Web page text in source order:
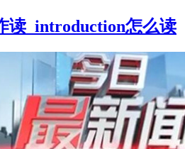
读_introduction怎么读